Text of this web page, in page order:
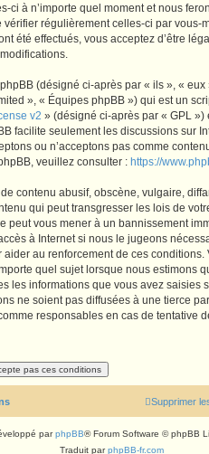
ci à n’importe quel moment et nous
vérifier régulièrement celles-ci par vous-
été effectués, vous acceptez d’être
(désigné ci-après par « ils », «
», « Équipes phpBB ») qui est un
v2 » (désigné ci-après par « GPL
facilite seulement les discussions sur
ou n’acceptons pas comme
veuillez consulter : https://
contenu abusif, obscène, vulgaire,
qui peut transgresser les lois de
peut vous mener à un bannissement
à Internet si nous le jugeons
au renforcement de ces
quel sujet lorsque nous estimons
les informations que vous avez saisies
ne soient pas diffusées à une tierce
responsables en cas de tentative
Supprimer
parphpBB® Forum Software © phpBB
Traduit parphpBB-fr.com